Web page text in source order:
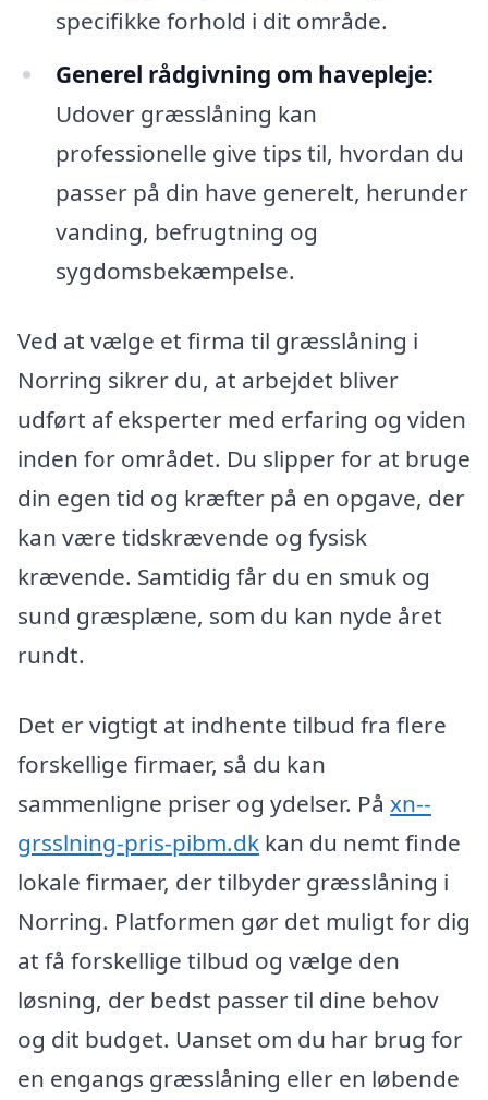
specifikke forhold i dit område.
Generel rådgivning om havepleje:
Udover græsslåning kan
professionelle give tips til, hvordan du
passer på din have generelt, herunder
vanding, befrugtning og
sygdomsbekæmpelse.
Ved at vælge et firma til græsslåning i
Norring sikrer du, at arbejdet bliver
udført af eksperter med erfaring og viden
inden for området. Du slipper for at bruge
din egen tid og kræfter på en opgave, der
kan være tidskrævende og fysisk
krævende. Samtidig får du en smuk og
sund græsplæne, som du kan nyde året
rundt.
Det er vigtigt at indhente tilbud fra flere
forskellige firmaer, så du kan
sammenligne priser og ydelser. På xn--
grsslning-pris-pibm.dk kan du nemt finde
lokale firmaer, der tilbyder græsslåning i
Norring. Platformen gør det muligt for dig
at få forskellige tilbud og vælge den
løsning, der bedst passer til dine behov
og dit budget. Uanset om du har brug for
en engangs græsslåning eller en løbende